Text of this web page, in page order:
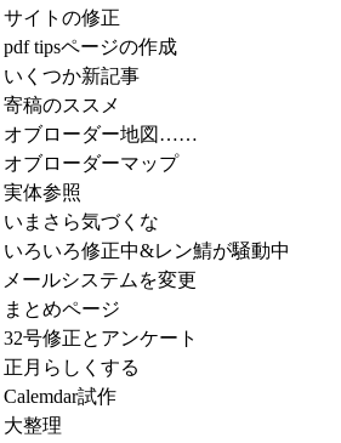
サイトの修正
pdf tipsページの作成
いくつか新記事
寄稿のススメ
オブローダー地図……
オブローダーマップ
実体参照
いまさら気づくな
いろいろ修正中&レン鯖が騒動中
メールシステムを変更
まとめページ
32号修正とアンケート
正月らしくする
Calemdar試作
大整理